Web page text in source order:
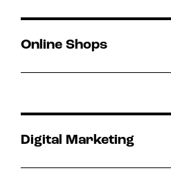
Online Shops
Digital Marketing